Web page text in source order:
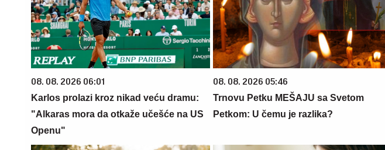
08. 08. 2026 06:01
Karlos prolazi kroz nikad veću dramu:
"Alkaras mora da otkaže učešće na US
Openu"
08. 08. 2026 05:46
Trnovu Petku MEŠAJU sa Svetom
Petkom: U čemu je razlika?